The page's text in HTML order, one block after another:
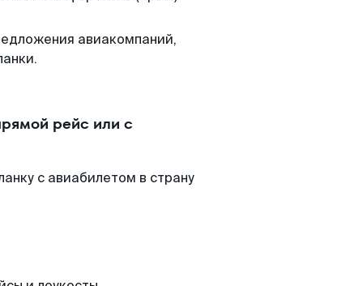
авиакомпаний,
рейс или с
с авиабилетом в страну